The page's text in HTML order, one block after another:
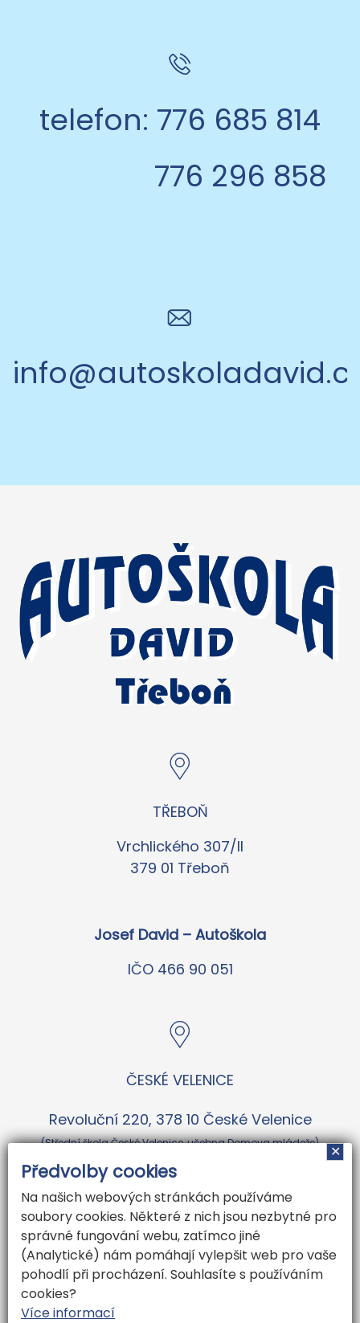
telefon: 776 685 814
776 296 858
TŘEBOŇ
Vrchlického 307/II
379 01 Třeboň
Josef David – Autoškola
IČO 466 90 051
ČESKÉ VELENICE
Revoluční 220, 378 10 České Velenice
(Střední škola České Velenice, učebna Domova mládeže)
ČESKÉ BUDĚJOVICE
Karoliny Světlé 2238/2, České Budějovice
(naproti pivovaru Budvar)
Předvolby cookies
Na našich webových stránkách používáme
soubory cookies. Některé z nich jsou nezbytné pro
správné fungování webu, zatímco jiné
(Analytické) nám pomáhají vylepšit web pro vaše
pohodlí při procházení. Souhlasíte s používáním
cookies?
Více informací
✕